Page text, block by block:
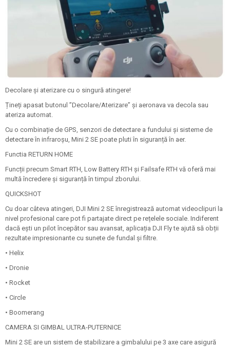
Decolare și aterizare cu o singură atingere!
Țineți apasat butonul ”Decolare/Aterizare” și aeronava va decola sau
ateriza automat.
Cu o combinație de GPS, senzori de detectare a fundului și sisteme de
detectare în infraroșu, Mini 2 SE poate pluti în siguranță în aer.
Functia RETURN HOME
Funcții precum Smart RTH, Low Battery RTH și Failsafe RTH vă oferă mai
multă încredere și siguranță în timpul zborului.
QUICKSHOT
Cu doar câteva atingeri, DJI Mini 2 SE înregistrează automat videoclipuri la
nivel profesional care pot fi partajate direct pe rețelele sociale. Indiferent
dacă ești un pilot începător sau avansat, aplicația DJI Fly te ajută să obții
rezultate impresionante cu sunete de fundal și filtre.
• Helix
• Dronie
• Rocket
• Circle
• Boomerang
CAMERA SI GIMBAL ULTRA-PUTERNICE
Mini 2 SE are un sistem de stabilizare a gimbalului pe 3 axe care asigură